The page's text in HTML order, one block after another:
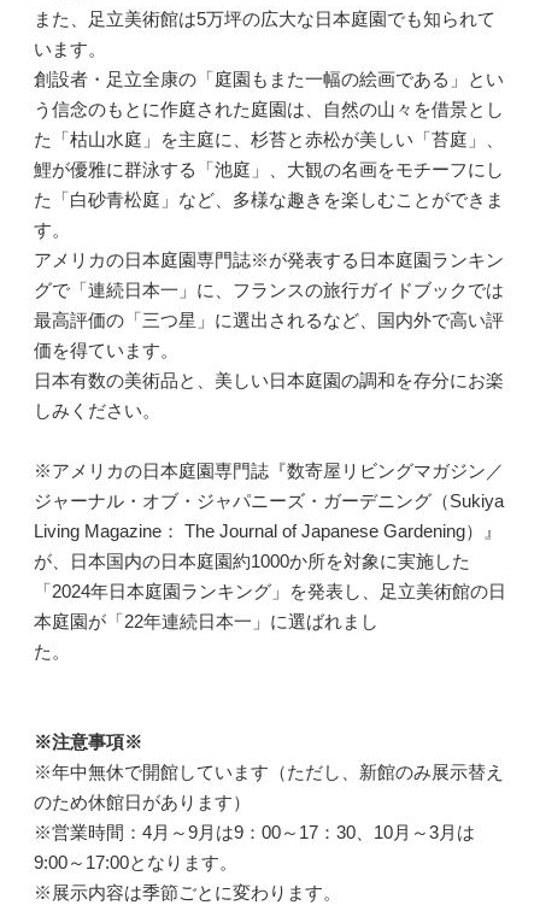
また、足立美術館は5万坪の広大な日本庭園でも知られて
います。
創設者・足立全康の「庭園もまた一幅の絵画である」とい
う信念のもとに作庭された庭園は、自然の山々を借景とし
た「枯山水庭」を主庭に、杉苔と赤松が美しい「苔庭」、
鯉が優雅に群泳する「池庭」、大観の名画をモチーフにし
た「白砂青松庭」など、多様な趣きを楽しむことができま
す。
アメリカの日本庭園専門誌※が発表する日本庭園ランキン
グで「連続日本一」に、フランスの旅行ガイドブックでは
最高評価の「三つ星」に選出されるなど、国内外で高い評
価を得ています。
日本有数の美術品と、美しい日本庭園の調和を存分にお楽
しみください。
※アメリカの日本庭園専門誌『数寄屋リビングマガジン／
ジャーナル・オブ・ジャパニーズ・ガーデニング（Sukiya
Living Magazine： The Journal of Japanese Gardening）』
が、日本国内の日本庭園約1000か所を対象に実施した
「2024年日本庭園ランキング」を発表し、足立美術館の日
本庭園が「22年連続日本一」に選ばれまし
た。
※注意事項※
※年中無休で開館しています（ただし、新館のみ展示替え
のため休館日があります）
※営業時間：4月～9月は9：00～17：30、10月～3月は
9:00～17:00となります。
※展示内容は季節ごとに変わります。